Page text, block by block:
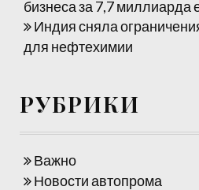
бизнеса за 7,7 миллиарда
Индия сняла
для нефтехимии
РУБРИКИ
Важно
Новости автопрома